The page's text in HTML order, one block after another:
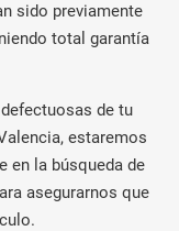
sido previamente
total garantía
de tu
estaremos
en la búsqueda de
asegurarnos que